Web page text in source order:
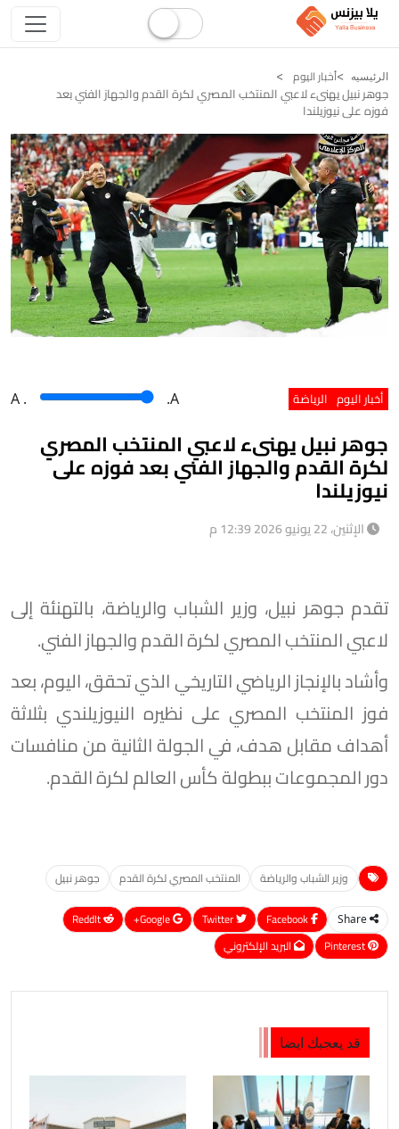
الرئيسيه أخبار اليوم
جوهر نبيل يهنىء لاعبي المنتخب المصري لكرة القدم والجهاز الفني بعد
فوزه على نيوزيلندا
أخبار اليوم الرياضة A . .A
جوهر نبيل يهنىء لاعبي المنتخب المصري
لكرة القدم والجهاز الفني بعد فوزه على
نيوزيلندا
الإثنين، 22 يونيو 2026 12:39 م
تقدم جوهر نبيل، وزير الشباب والرياضة، بالتهنئة إلى
لاعبي المنتخب المصري لكرة القدم والجهاز الفني.
وأشاد بالإنجاز الرياضي التاريخي الذي تحقق، اليوم، بعد
فوز المنتخب المصري على نظيره النيوزيلندي بثلاثة
أهداف مقابل هدف، في الجولة الثانية من منافسات
دور المجموعات ببطولة كأس العالم لكرة القدم.
وزير الشباب والرياضة المنتخب المصري لكرة القدم جوهر نبيل
Share
Google+
ReddIt
Pinterest
البريد الإلكتروني
قد يعجبك ايضا